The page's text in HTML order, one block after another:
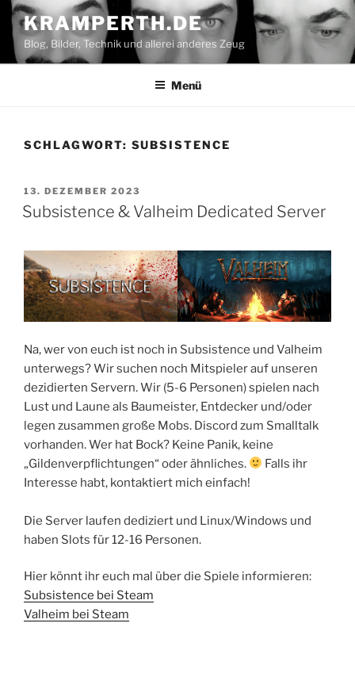
Zum
Inhalt
springen
KRAMPERTH.DE
Blog, Bilder, Technik und allerei anderes Zeug
Menü
SCHLAGWORT: SUBSISTENCE
VERÖFFENTLICHT
AM
13. DEZEMBER 2023
Subsistence & Valheim Dedicated Server
Na, wer von euch ist noch in Subsistence und Valheim
unterwegs? Wir suchen noch Mitspieler auf unseren
dezidierten Servern. Wir (5-6 Personen) spielen nach
Lust und Laune als Baumeister, Entdecker und/oder
legen zusammen große Mobs. Discord zum Smalltalk
vorhanden. Wer hat Bock? Keine Panik, keine
„Gildenverpflichtungen“ oder ähnliches.
Falls ihr
Interesse habt, kontaktiert mich einfach!
Die Server laufen dediziert und Linux/Windows und
haben Slots für 12-16 Personen.
Hier könnt ihr euch mal über die Spiele informieren:
Subsistence bei Steam
Valheim bei Steam